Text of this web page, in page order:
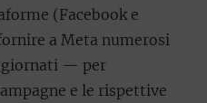
(Facebook e
a Meta numerosi
— per
e le rispettive